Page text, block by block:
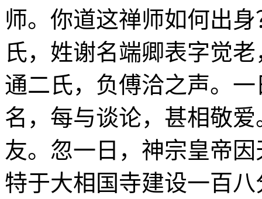
师。你道这禅师如何出
氏，姓谢名端卿表字觉
通二氏，负傅洽之声。
名，每与谈论，甚相敬
友。忽一日，神宗皇帝
特于大相国寺建设一百